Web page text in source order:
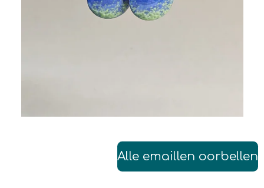
Alle emaillen oorbellen